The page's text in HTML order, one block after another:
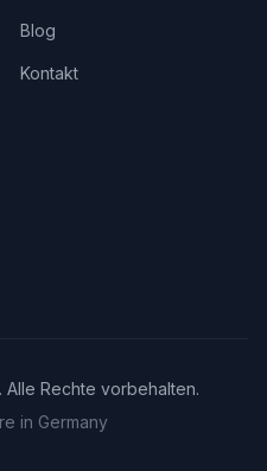
Blog
Kontakt
Alle Rechte vorbehalten.
in Germany